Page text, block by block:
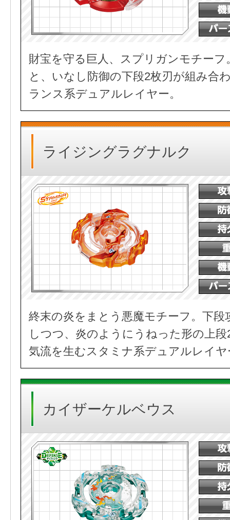
財宝を守る巨人、スプリガンモチーフ
と、いなし防御の下段2枚刃が組み合
ランス系デュアルレイヤー。
ライジングラグナルク
終末の炎をまとう悪魔モチーフ。下
しつつ、炎のようにうねった形の上
気流を生むスタミナ系デュアルレイヤ
カイザーケルベウス